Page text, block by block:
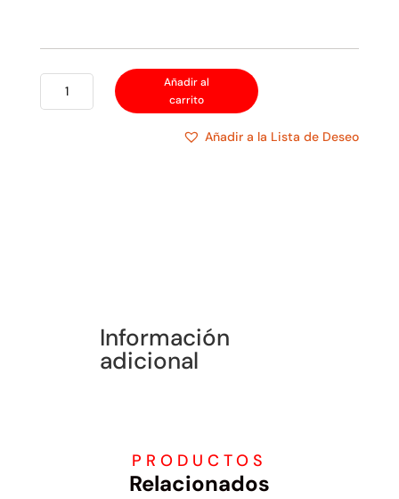
Añadir al
carrito
Añadir a la Lista de Deseo
Información
adicional
PRODUCTOS
Relacionados